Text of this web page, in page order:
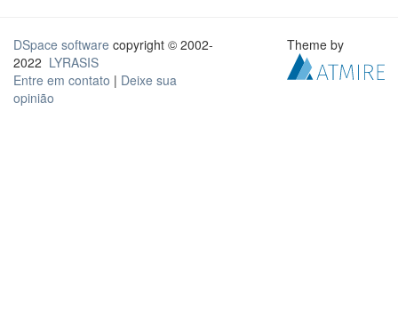
DSpace software copyright © 2002-
2022 LYRASIS
Entre em contato | Deixe sua
opinião
Theme by